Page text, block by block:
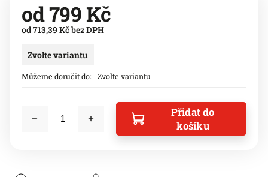
od799 Kč
od713,39 Kčbez DPH
Zvolte variantu
Můžeme doručit do: Zvolte variantu
Přidat do
košíku